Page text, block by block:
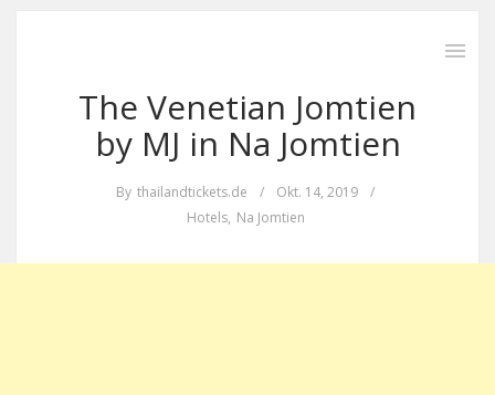
The Venetian Jomtien
by MJ in Na Jomtien
By thailandtickets.de / Okt. 14, 2019
/
Hotels, Na Jomtien